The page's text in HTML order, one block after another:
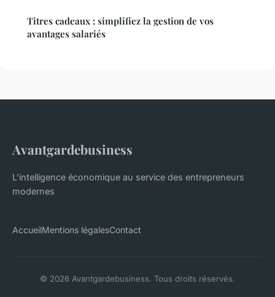
Titres cadeaux : simplifiez la gestion de vos
avantages salariés
Avantgardebusiness
L'intelligence économique au service des entrepreneurs
modernes
AccueilMentions légalesContact
© 2026 Avantgardebusiness. Tous droits réservés.